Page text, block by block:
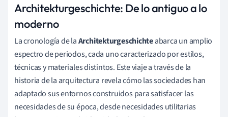
Architekturgeschichte: De lo antiguo a lo
moderno
La cronología de laArchitekturgeschichteabarca un amplio
espectro de periodos, cada uno caracterizado por estilos,
técnicas y materiales distintos. Este viaje a través de la
historia de la arquitectura revela cómo las sociedades han
adaptado sus entornos construidos para satisfacer las
necesidades de su época, desde necesidades utilitarias